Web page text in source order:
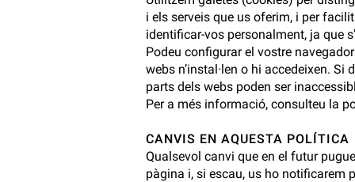
i els serveis que us oferim, i per
identificar-vos personalment, ja que
Podeu configurar el vostre
webs n’instal·len o hi accedeixen.
parts dels webs poden ser
Per a més informació, consulteu la
CANVIS EN AQUESTA POLÍTICA
Qualsevol canvi que en el futur
pàgina i, si escau, us ho notificarem